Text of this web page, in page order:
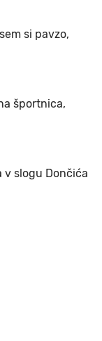
si pavzo,
športnica,
v slogu Dončića